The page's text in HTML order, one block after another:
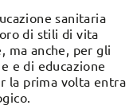
sanitaria
di stili di vita
ma anche, per gli
e di educazione
la prima volta entra